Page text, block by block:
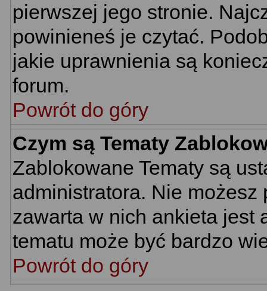
pierwszej jego stronie.
powinieneś je czytać.
jakie uprawnienia są
forum.
Powrót do góry
Czym są Tematy
Zablokowane Tematy są
administratora. Nie
zawarta w nich ankieta jest
tematu może być bardzo
Powrót do góry